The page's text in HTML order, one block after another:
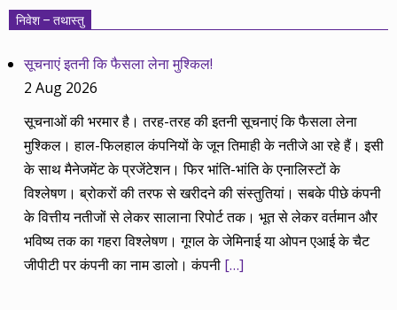
निवेश – तथास्तु
सूचनाएं इतनी कि फैसला लेना मुश्किल!
2 Aug 2026
सूचनाओं की भरमार है। तरह-तरह की इतनी सूचनाएं कि फैसला लेना
मुश्किल। हाल-फिलहाल कंपनियों के जून तिमाही के नतीजे आ रहे हैं। इसी
के साथ मैनेजमेंट के प्रजेंटेशन। फिर भांति-भांति के एनालिस्टों के
विश्लेषण। ब्रोकरों की तरफ से खरीदने की संस्तुतियां। सबके पीछे कंपनी
के वित्तीय नतीजों से लेकर सालाना रिपोर्ट तक। भूत से लेकर वर्तमान और
भविष्य तक का गहरा विश्लेषण। गूगल के जेमिनाई या ओपन एआई के चैट
जीपीटी पर कंपनी का नाम डालो। कंपनी […]